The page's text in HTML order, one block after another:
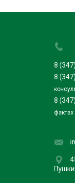
8
8
8
фактах